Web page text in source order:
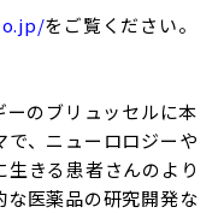
をご覧ください。
ーのブリュッセルに本
、ニューロロジーや
きる患者さんのより
な医薬品の研究開発な